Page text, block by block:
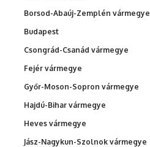
Borsod-Abaúj-Zemplén vármegye
Budapest
Csongrád-Csanád vármegye
Fejér vármegye
Győr-Moson-Sopron vármegye
Hajdú-Bihar vármegye
Heves vármegye
Jász-Nagykun-Szolnok vármegye